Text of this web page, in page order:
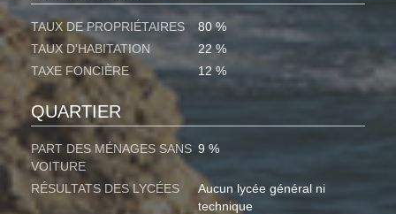
TAUX DE PROPRIÉTAIRES
80 %
TAUX D'HABITATION
22 %
TAXE FONCIÈRE
12 %
QUARTIER
PART DES MÉNAGES SANS
VOITURE
9 %
RÉSULTATS DES LYCÉES
Aucun lycée général ni
technique